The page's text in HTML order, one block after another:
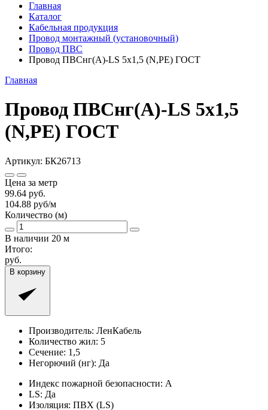
Главная
Каталог
Кабельная продукция
Провод монтажный (установочный)
Провод ПВС
Провод ПВСнг(A)-LS 5x1,5 (N,PE) ГОСТ
Главная
Провод ПВСнг(A)-LS 5x1,5
(N,PE) ГОСТ
Артикул: БК26713
Цена за метр
99.64 руб.
104.88 руб/м
Количество (м)
В наличии 20 м
Итого:
руб.
В корзину
Производитель: ЛенКабель
Количество жил: 5
Сечение: 1,5
Негорючий (нг): Да
Индекс пожарной безопасности: A
LS: Да
Изоляция: ПВХ (LS)